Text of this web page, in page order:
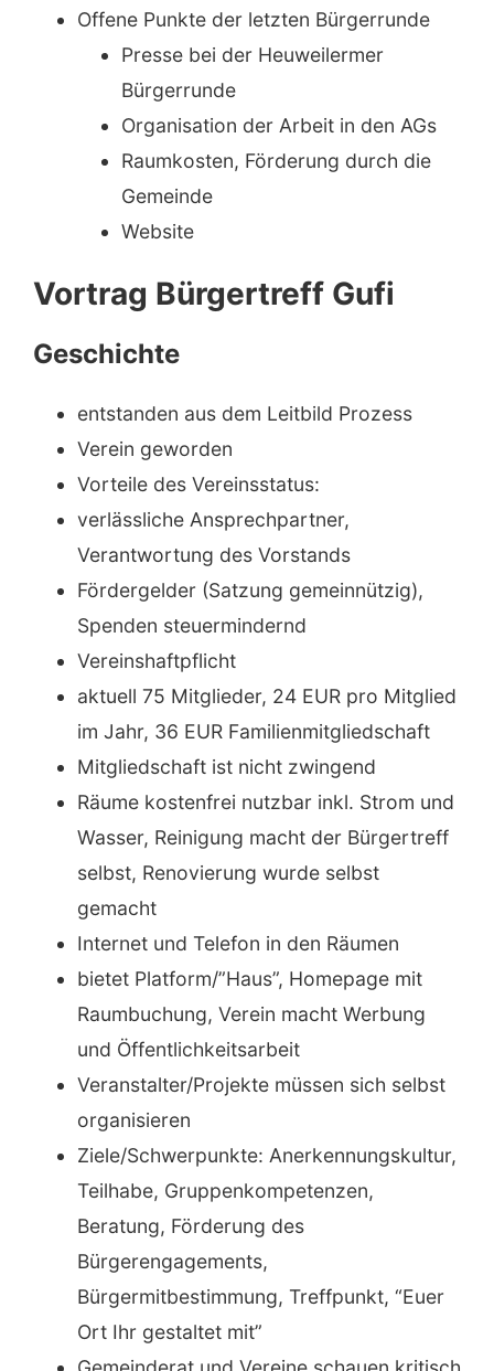
Offene Punkte der letzten Bürgerrunde
Presse bei der Heuweilermer
Bürgerrunde
Organisation der Arbeit in den AGs
Raumkosten, Förderung durch die
Gemeinde
Website
Vortrag Bürgertreff Gufi
Geschichte
entstanden aus dem Leitbild Prozess
Verein geworden
Vorteile des Vereinsstatus:
verlässliche Ansprechpartner,
Verantwortung des Vorstands
Fördergelder (Satzung gemeinnützig),
Spenden steuermindernd
Vereinshaftpflicht
aktuell 75 Mitglieder, 24 EUR pro Mitglied
im Jahr, 36 EUR Familienmitgliedschaft
Mitgliedschaft ist nicht zwingend
Räume kostenfrei nutzbar inkl. Strom und
Wasser, Reinigung macht der Bürgertreff
selbst, Renovierung wurde selbst
gemacht
Internet und Telefon in den Räumen
bietet Platform/”Haus”, Homepage mit
Raumbuchung, Verein macht Werbung
und Öffentlichkeitsarbeit
Veranstalter/Projekte müssen sich selbst
organisieren
Ziele/Schwerpunkte: Anerkennungskultur,
Teilhabe, Gruppenkompetenzen,
Beratung, Förderung des
Bürgerengagements,
Bürgermitbestimmung, Treffpunkt, “Euer
Ort Ihr gestaltet mit”